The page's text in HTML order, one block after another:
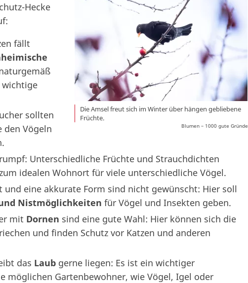
Die Amsel freut sich im Winter über hängen gebliebene
Früchte.
Blumen – 1000 gute Gründe
Hecke
fällt
wichtige
sollten
den Vögeln
Unterschiedliche Früchte und Strauchdichten
idealen Wohnort für viele unterschiedliche Vögel.
und eine akkurate Form sind nicht gewünscht: Hier soll
Nistmöglichkeiten für Vögel und Insekten geben.
mit Dornen sind eine gute Wahl: Hier können sich die
und finden Schutz vor Katzen und anderen
das Laub gerne liegen: Es ist ein wichtiger
möglichen Gartenbewohner, wie Vögel, Igel oder